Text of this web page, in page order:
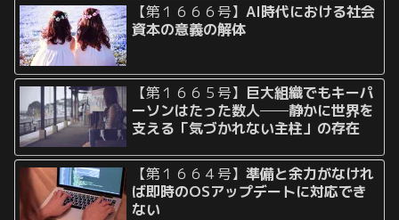
【第１６６６号】AI時代における社会
資本の意義の解体
【第１６６５号】 巨大組織でもキーパ
ーソンはたった数人──静かに世界を
支える「気づかれない主柱」の存在
【第１６６４号】準備と余力がなけれ
ば即時のOSアップデートに対応でき
ない